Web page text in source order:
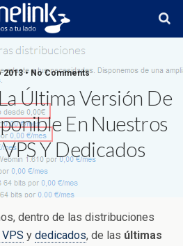
2013 • No Comments
Última Versión De
En Nuestros
Y Dedicados
dentro de las distribuciones
y dedicados, de las últimas